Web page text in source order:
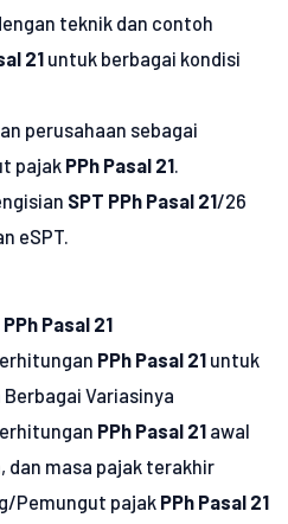
teknik dan contoh
21 untuk berbagai kondisi
perusahaan sebagai
pajak PPh Pasal 21.
SPT PPh Pasal 21/26
eSPT.
PPh Pasal 21
PPh Pasal 21 untuk
Variasinya
PPh Pasal 21 awal
dan masa pajak terakhir
Pemungut pajak PPh Pasal 21